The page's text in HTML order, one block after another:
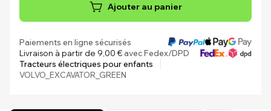
Ajouter au panier
Paiements en ligne sécurisés
Livraison à partir de 9,00 €avec Fedex/DPD
Tracteurs électriques pour enfants
VOLVO_EXCAVATOR_GREEN